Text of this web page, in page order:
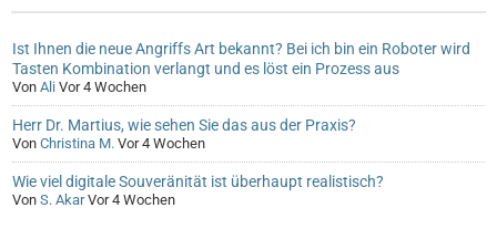
Ist Ihnen die neue Angriffs Art bekannt? Bei ich bin ein Roboter wird
Tasten Kombination verlangt und es löst ein Prozess aus
Von Ali Vor 4 Wochen
Herr Dr. Martius, wie sehen Sie das aus der Praxis?
Von Christina M. Vor 4 Wochen
Wie viel digitale Souveränität ist überhaupt realistisch?
Von S. Akar Vor 4 Wochen